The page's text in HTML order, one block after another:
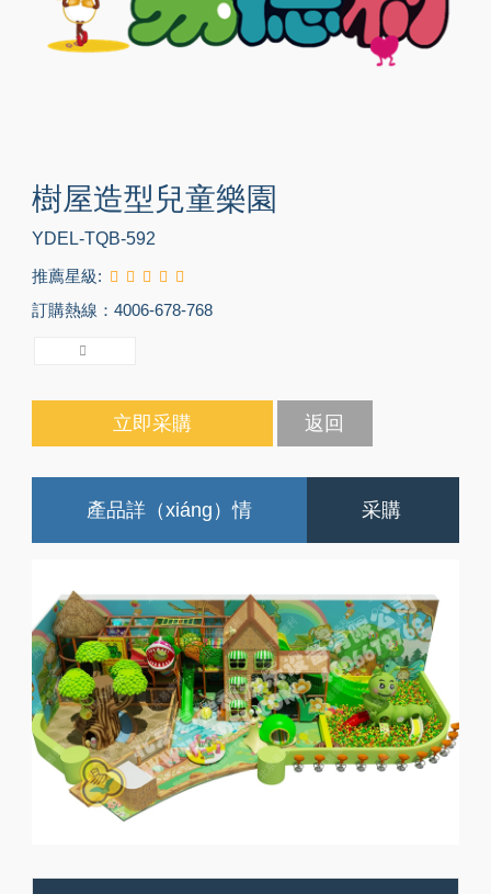
樹屋造型兒童樂園
YDEL-TQB-592
推薦星級:
訂購熱線：4006-678-768
立即采購 返回
產品詳（xiáng）情 采購